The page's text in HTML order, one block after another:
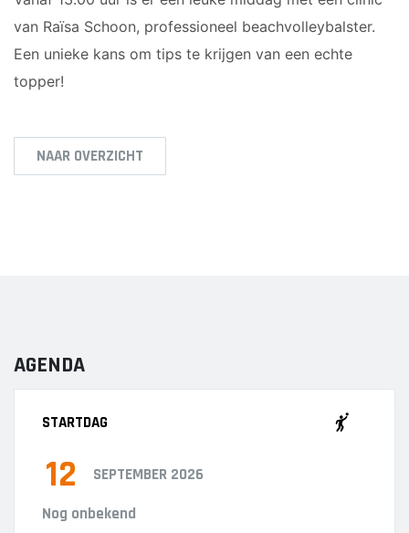
van Raïsa Schoon, professioneel beachvolleybalster.
Een unieke kans om tips te krijgen van een echte
topper!
NAAR OVERZICHT
AGENDA
12
SEPTEMBER 2026
Nog onbekend
STARTDAG